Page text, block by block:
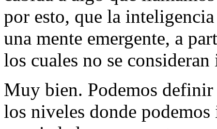
por esto, que la
una mente emergente, a
los cuales no se
Muy bien. Podemos
los niveles donde